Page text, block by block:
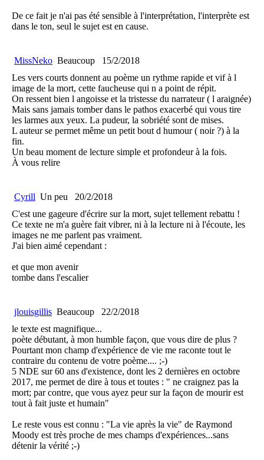
De ce fait je n'ai pas été sensible à l'interprétation, l'interprète est
dans le ton, seul le sujet est en cause.
MissNeko Beaucoup
15/2/2018
Les vers courts donnent au poème un rythme rapide et vif à l
image de la mort, cette faucheuse qui n a point de répit.
On ressent bien l angoisse et la tristesse du narrateur ( l araignée)
Mais sans jamais tomber dans le pathos exacerbé qui vous tire
les larmes aux yeux. La pudeur, la sobriété sont de mises.
L auteur se permet même un petit bout d humour ( noir ?) à la
fin.
Un beau moment de lecture simple et profondeur à la fois.
À vous relire
Cyrill Un peu
20/2/2018
C'est une gageure d'écrire sur la mort, sujet tellement rebattu !
Ce texte ne m'a guère fait vibrer, ni à la lecture ni à l'écoute, les
images ne me parlent pas vraiment.
J'ai bien aimé cependant :
et que mon avenir
tombe dans l'escalier
jlouisgillis Beaucoup
22/2/2018
le texte est magnifique...
poète débutant, à mon humble façon, que vous dire de plus ?
Pourtant mon champ d'expérience de vie me raconte tout le
contraire du contenu de votre poème.... ;-)
5 NDE sur 60 ans d'existence, dont les 2 dernières en octobre
2017, me permet de dire à tous et toutes : " ne craignez pas la
mort; par contre, que vous ayez peur sur la façon de mourir est
tout à fait juste et humain"
Le reste vous est connu : "La vie après la vie" de Raymond
Moody est très proche de mes champs d'expériences...sans
détenir la vérité ;-)